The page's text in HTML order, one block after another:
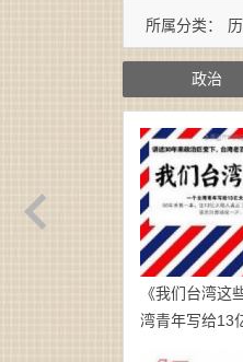
所属分类：
政治
《我们台湾这
湾青年写给13